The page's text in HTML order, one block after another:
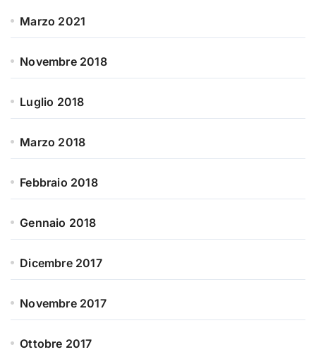
Marzo 2021
Novembre 2018
Luglio 2018
Marzo 2018
Febbraio 2018
Gennaio 2018
Dicembre 2017
Novembre 2017
Ottobre 2017